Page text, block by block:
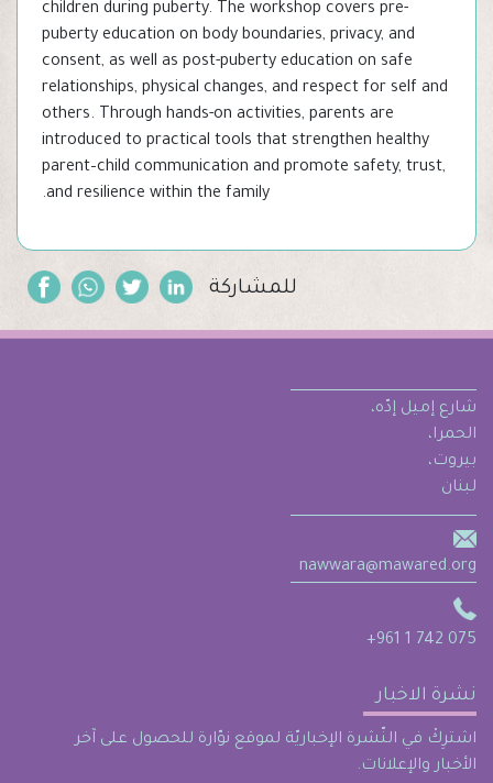
children during puberty. The workshop covers pre-
puberty education on body boundaries, privacy, and
consent, as well as post-puberty education on safe
relationships, physical changes, and respect for self and
others. Through hands-on activities, parents are
introduced to practical tools that strengthen healthy
parent–child communication and promote safety, trust,
and resilience within the family.
للمشاركة
شارع إميل إدّه،
الحمرا،
بيروت،
لبنان
nawwara@mawared.org
+961 1 742 075
نشرة الاخبار
اشترِكْ في النّشرة الإخباريّة لموقع نوّارة للحصول على آخر
الأخبار والإعلانات.